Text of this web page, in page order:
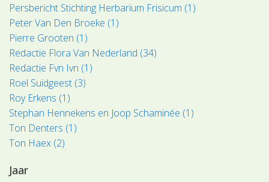
Persbericht Stichting Herbarium Frisicum (1)
Peter Van Den Broeke (1)
Pierre Grooten (1)
Redactie Flora Van Nederland (34)
Redactie Fvn Ivn (1)
Roel Suidgeest (3)
Roy Erkens (1)
Stephan Hennekens en Joop Schaminée (1)
Ton Denters (1)
Ton Haex (2)
Jaar